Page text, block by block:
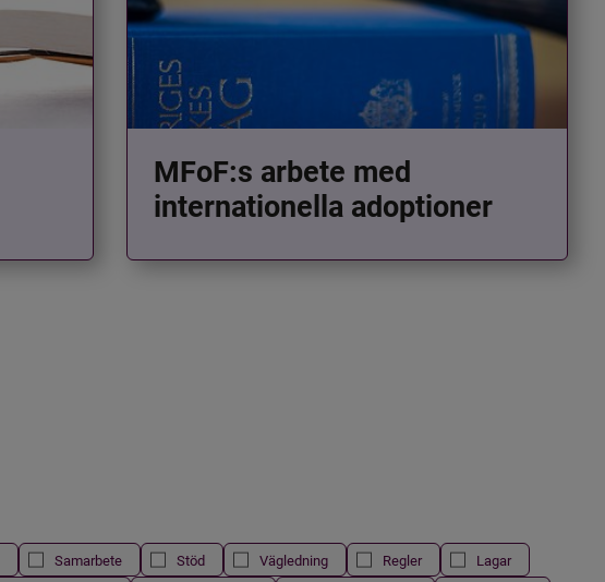
MFoF:s arbete med
internationella adoptioner
Samarbete Stöd Vägledning Regler
Lagar